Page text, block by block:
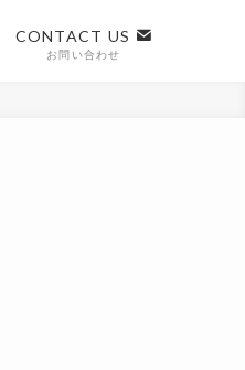
CONTACT US
お問い合わせ